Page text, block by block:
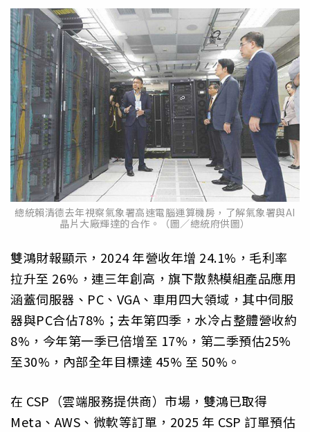
總統賴清德去年視察氣象署高速電腦運算機房，了解氣象署與AI
晶片大廠輝達的合作。（圖／總統府供圖）
雙鴻財報顯示，2024 年營收年增 24.1%，毛利率
拉升至 26%，連三年創高，旗下散熱模組產品應用
涵蓋伺服器、PC、VGA、車用四大領域，其中伺服
器與PC合佔78%；去年第四季，水冷占整體營收約
8%，今年第一季已倍增至 17%，第二季預估25%
至30%，內部全年目標達 45% 至 50%。
在 CSP（雲端服務提供商）市場，雙鴻已取得
Meta、AWS、微軟等訂單，2025 年 CSP 訂單預估